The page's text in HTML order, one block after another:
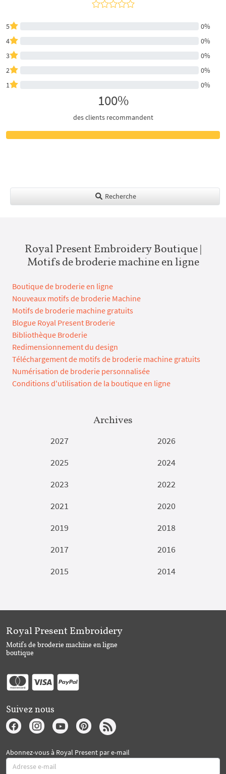
5
0%
4
0%
3
0%
2
0%
1
0%
100%
des clients recommandent
Recherche
Royal Present Embroidery Boutique |
Motifs de broderie machine en ligne
Boutique de broderie en ligne
Nouveaux motifs de broderie Machine
Motifs de broderie machine gratuits
Blogue Royal Present Broderie
Bibliothèque Broderie
Redimensionnement du design
Téléchargement de motifs de broderie machine gratuits
Numérisation de broderie personnalisée
Conditions d'utilisation de la boutique en ligne
Archives
2027
2026
2025
2024
2023
2022
2021
2020
2019
2018
2017
2016
2015
2014
Royal Present Embroidery
Motifs de broderie machine en ligne
boutique
Suivez nous
Abonnez-vous à Royal Present par e-mail